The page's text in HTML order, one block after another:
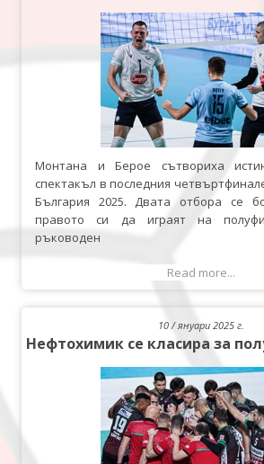
Монтана и Берое сътвориха
спектакъл в последния
България 2025. Двата отбора се
правото си да играят на
ръководен
Read more...
10 / януари 2025 г.
Нефтохимик се класира за